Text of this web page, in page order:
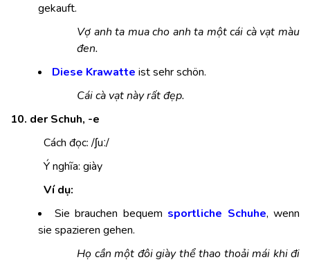
gekauft.
Vợ anh ta mua cho anh ta một cái cà vạt màu
đen.
Diese Krawatte ist sehr schön.
Cái cà vạt này rất đẹp.
10. der Schuh, -e
Cách đọc: /ʃuː/
Ý nghĩa: giày
Ví dụ:
Sie brauchen bequem sportliche Schuhe, wenn
sie spazieren gehen.
Họ cần một đôi giày thể thao thoải mái khi đi